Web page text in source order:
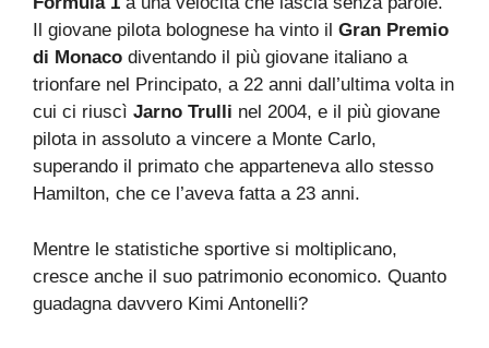
Il giovane pilota bolognese ha vinto il Gran Premio
di Monaco diventando il più giovane italiano a
trionfare nel Principato, a 22 anni dall’ultima volta in
cui ci riuscì Jarno Trulli nel 2004, e il più giovane
pilota in assoluto a vincere a Monte Carlo,
superando il primato che apparteneva allo stesso
Hamilton, che ce l’aveva fatta a 23 anni.
Mentre le statistiche sportive si moltiplicano,
cresce anche il suo patrimonio economico. Quanto
guadagna davvero Kimi Antonelli?